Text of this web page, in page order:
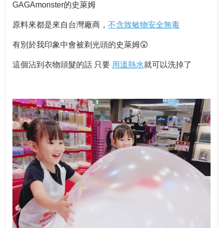
GAGAmonster的史萊姆
原料來都是來⾃台灣廠商， 不含致敏物安全無毒
有別於我印象中會被剃光頭的史萊姆😲
這個沾到衣物頭髮的話 只要 ⽤溫熱⽔就可以洗掉了